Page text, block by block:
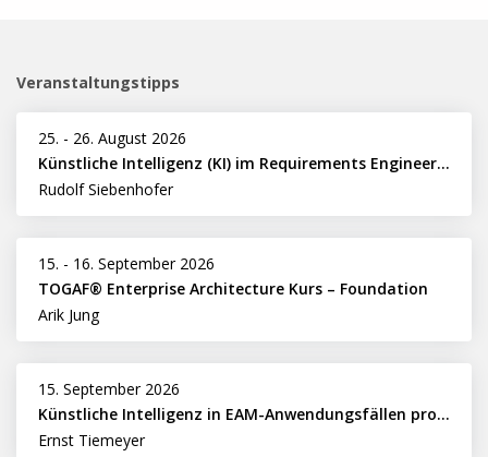
Veranstaltungstipps
25. - 26. August 2026
Künstliche Intelligenz (KI) im Requirements Engineering erfolgreich einsetzen
Rudolf Siebenhofer
15. - 16. September 2026
TOGAF® Enterprise Architecture Kurs – Foundation
Arik Jung
15. September 2026
Künstliche Intelligenz in EAM-Anwendungsfällen professionell nutzen
Ernst Tiemeyer